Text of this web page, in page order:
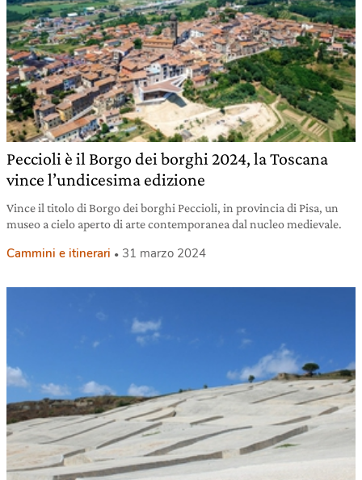
Peccioli è il Borgo dei borghi 2024, la Toscana
vince l’undicesima edizione
Vince il titolo di Borgo dei borghi Peccioli, in provincia di Pisa, un
museo a cielo aperto di arte contemporanea dal nucleo medievale.
Cammini e itinerari 31 marzo 2024